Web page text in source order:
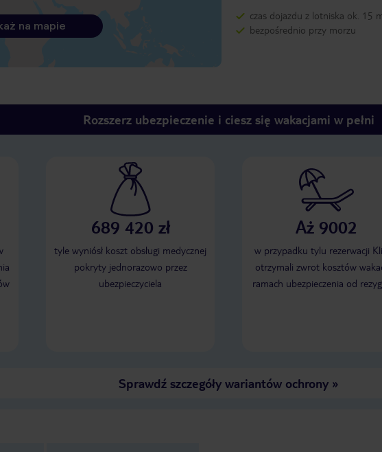
czas dojazdu z lotniska ok. 15
bezpośrednio przy morzu
na mapie
Rozszerz ubezpieczenie i ciesz się wakacjami w pełni
689 420 zł
tyle wyniósł koszt obsługi medycznej
pokryty jednorazowo przez
ubezpieczyciela
Aż 9002
w przypadku tylu rezerwacji
otrzymali zwrot kosztów
ramach ubezpieczenia od
Sprawdź szczegóły wariantów ochrony»